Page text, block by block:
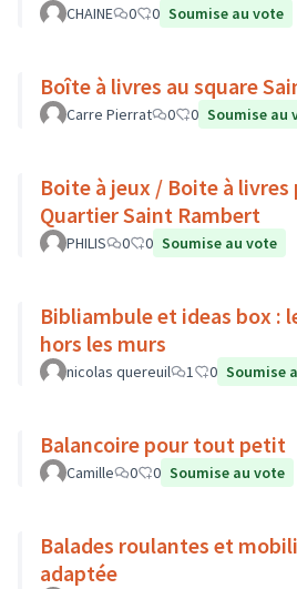
CHAINE 0 0 Soumise au vote
Boîte à livres au square
Carre Pierrat 0 0 Soumise au
Boite à jeux / Boite à livres
Quartier Saint Rambert
PHILIS 0 0 Soumise au vote
Bibliambule et ideas box :
hors les murs
nicolas quereuil 1 0 Soumise
Balancoire pour tout petit
Camille 0 0 Soumise au vote
Balades roulantes et
adaptée